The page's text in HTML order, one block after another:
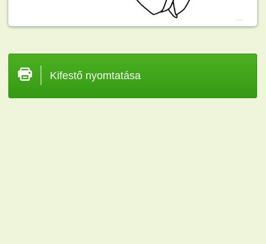
Kifestő nyomtatása